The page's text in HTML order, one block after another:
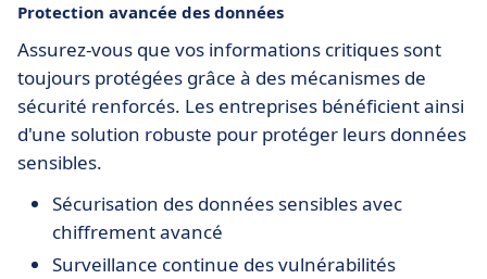
Protection avancée des données
Assurez-vous que vos informations critiques sont
toujours protégées grâce à des mécanismes de
sécurité renforcés. Les entreprises bénéficient ainsi
d'une solution robuste pour protéger leurs données
sensibles.
Sécurisation des données sensibles avec
chiffrement avancé
Surveillance continue des vulnérabilités